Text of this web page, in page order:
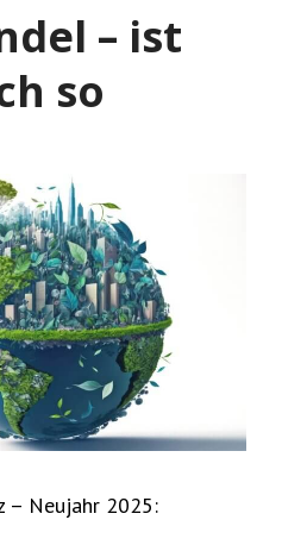
– ist
so
– Neujahr 2025: